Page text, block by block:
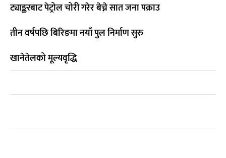
ट्याङ्करबाट पेट्रोल चोरी गरेर बेच्ने सात जना पक्राउ
तीन वर्षपछि बिरिङमा नयाँ पुल निर्माण सुरु
खानेतेलको मूल्यवृद्धि